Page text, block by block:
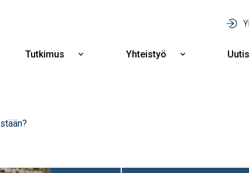
Tutkimus
Näytä
Yhteistyö
Näytä